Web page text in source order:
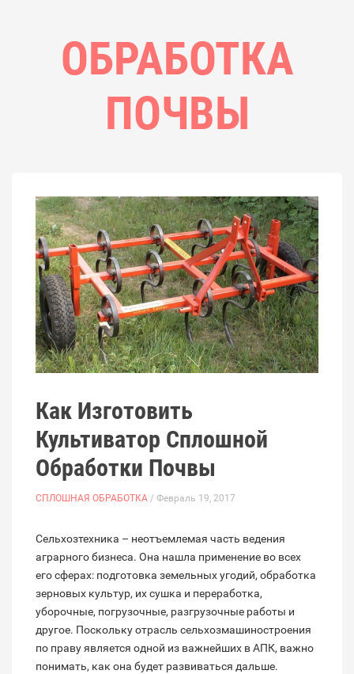
ОБРАБОТКА
ПОЧВЫ
Как Изготовить
Культиватор Сплошной
Обработки Почвы
СПЛОШНАЯ ОБРАБОТКА / Февраль 19, 2017
Сельхозтехника – неотъемлемая часть ведения
аграрного бизнеса. Она нашла применение во всех
его сферах: подготовка земельных угодий, обработка
зерновых культур, их сушка и переработка,
уборочные, погрузочные, разгрузочные работы и
другое. Поскольку отрасль сельхозмашиностроения
по праву является одной из важнейших в АПК, важно
понимать, как она будет развиваться дальше.